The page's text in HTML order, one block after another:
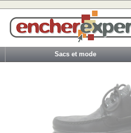
Sacs et mode